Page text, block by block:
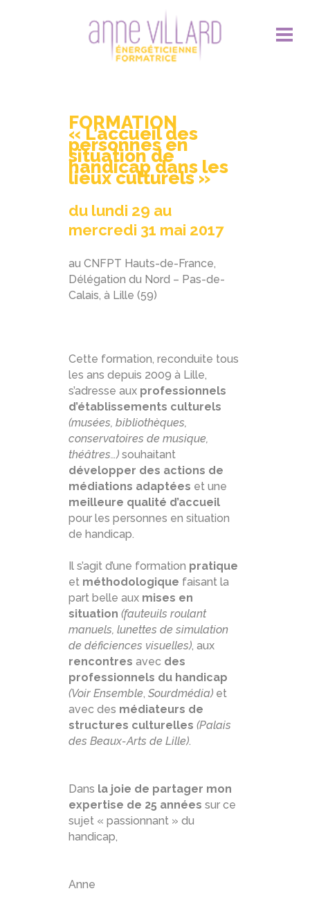
FORMATION
« L’accueil des
personnes en
situation de
handicap dans les
lieux culturels »
du lundi 29 au
mercredi 31 mai 2017
au CNFPT Hauts-de-France,
Délégation du Nord – Pas-de-
Calais, à Lille (59)
Cette formation, reconduite tous
les ans depuis 2009 à Lille,
s’adresse aux professionnels
d’établissements culturels
(musées, bibliothèques,
conservatoires de musique,
théâtres…) souhaitant
développer des actions de
médiations adaptées et une
meilleure qualité d’accueil
pour les personnes en situation
de handicap.
Il s’agit d’une formation pratique
et méthodologique faisant la
part belle aux mises en
situation (fauteuils roulant
manuels, lunettes de simulation
de déficiences visuelles), aux
rencontres avec des
professionnels du handicap
(Voir Ensemble, Sourdmédia) et
avec des médiateurs de
structures culturelles (Palais
des Beaux-Arts de Lille).
Dans la joie de partager mon
expertise de 25 années sur ce
sujet « passionnant » du
handicap,
Anne